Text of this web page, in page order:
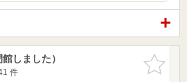
お気に入
りに追加
しました）
件